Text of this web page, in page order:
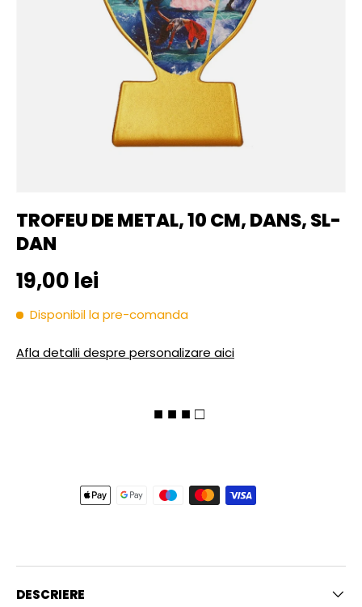
TROFEU DE METAL, 10 CM, DANS, SL-
DAN
Pret initial
19,00 lei
Disponibil la pre-comanda
Afla detalii despre personalizare aici
■ ■ ■ □
DESCRIERE